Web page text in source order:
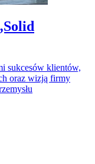
sukcesów klientów,
oraz wizją firmy